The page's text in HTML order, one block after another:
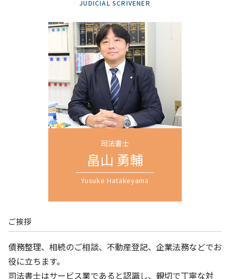
相続登記 義務化 過去の相続
住所変更 登記 義務化
相続 登記 期間
所有権 移転 登記
借金 消滅時効
債務整理 和解 成立
借金 債務整理 期間
個人再生 返済額 計算
過払い とは
特定調停 民事再生 違い
自己破産 任意整理 違い
任意整理 元金
自己破産 埼玉県 司法書士 相談
遺産分割協議 埼玉県 司法書士 相談
商業登記 さいたま市 司法書士 相談
過払い金請求 上尾市 司法書士 相談
債務整理 川口市 司法書士 相談
個人再生 埼玉県 司法書士 相談
自己破産 全国対応 司法書士 相談
過払い金請求 越谷市 司法書士 相談
不動産売買 上尾市 司法書士 相談
任意整理 全国対応 司法書士 相談
遺留分 埼玉県 司法書士 相談
遺言書作成 越谷市 司法書士 相談
JUDICIAL SCRIVENER
司法書士
畠山 勇輔
Yusuke Hatakeyama
ご挨拶
債務整理、相続のご相談、不動産登記、企業法務などでお
役に立ちます。
司法書士はサービス業であると認識し、親切で丁寧な対